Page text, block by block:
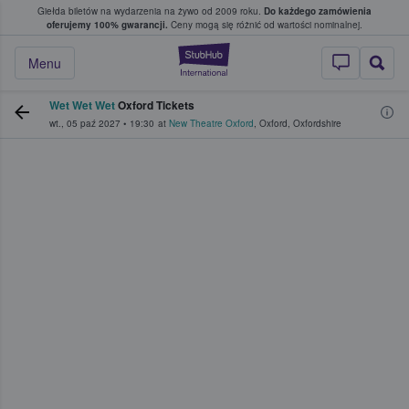
Giełda biletów na wydarzenia na żywo od 2009 roku. Do każdego zamówienia
oferujemy 100% gwarancji. Ceny mogą się różnić od wartości nominalnej.
StubHub —
Menu
w którym fani i kibice kupują i
Wet Wet WetOxford Tickets
wt., 05 paź 2027 • 19:30 at New Theatre Oxford, Oxford, Oxfordshire